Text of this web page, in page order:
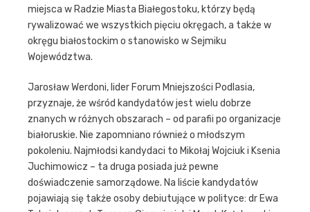
miejsca w Radzie Miasta Białegostoku, którzy będą
rywalizować we wszystkich pięciu okręgach, a także w
okręgu białostockim o stanowisko w Sejmiku
Województwa.
Jarosław Werdoni, lider Forum Mniejszości Podlasia,
przyznaje, że wśród kandydatów jest wielu dobrze
znanych w różnych obszarach – od parafii po organizacje
białoruskie. Nie zapomniano również o młodszym
pokoleniu. Najmłodsi kandydaci to Mikołaj Wojciuk i Ksenia
Juchimowicz – ta druga posiada już pewne
doświadczenie samorządowe. Na liście kandydatów
pojawiają się także osoby debiutujące w polityce: dr Ewa